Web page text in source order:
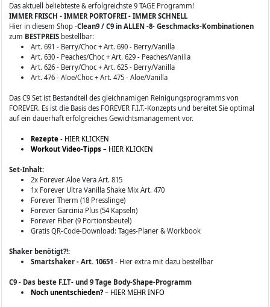
Das aktuell beliebteste & erfolgreichste 9 TAGE Programm!
IMMER FRISCH - IMMER PORTOFREI - IMMER SCHNELL
Hier in diesem Shop -Clean9 / C9 in ALLEN -8- Geschmacks-Kombinationen
zum BESTPREIS bestellbar:
Art. 691 - Berry/Choc + Art. 690 - Berry/Vanilla
Art. 630 - Peaches/Choc + Art. 629 - Peaches/Vanilla
Art. 626 - Berry/Choc + Art. 625 - Berry/Vanilla
Art. 476 - Aloe/Choc + Art. 475 - Aloe/Vanilla
Das C9 Set ist Bestandteil des gleichnamigen Reinigungsprogramms von
FOREVER. Es ist die Basis des FOREVER F.I.T.-Konzepts und bereitet Sie optimal
auf ein dauerhaft erfolgreiches Gewichtsmanagement vor.
Rezepte - HIER KLICKEN
Workout Video-Tipps – HIER KLICKEN
Set-Inhalt:
2x Forever Aloe Vera Art. 815
1x Forever Ultra Vanilla Shake Mix Art. 470
Forever Therm (18 Presslinge)
Forever Garcinia Plus (54 Kapseln)
Forever Fiber (9 Portionsbeutel)
Gratis QR-Code-Download: Tages-Planer & Workbook
Shaker benötigt?!:
Smartshaker - Art. 10651 - Hier extra mit dazu bestellbar
C9 - Das beste F.I.T- und 9 Tage Body-Shape-Programm
Noch unentschieden? – HIER MEHR INFO